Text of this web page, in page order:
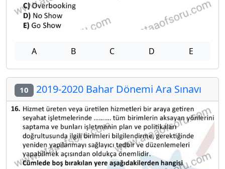
A B C D E
10 2019-2020 Bahar Dönemi Ara Sınavı